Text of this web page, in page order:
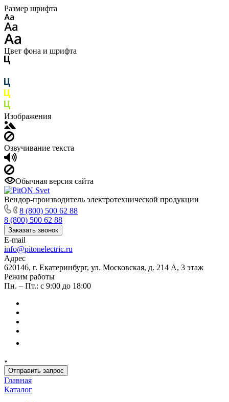
Размер шрифта
Цвет фона и шрифта
Изображения
Озвучивание текста
Обычная версия сайта
Вендор-производитель электротехнической продукции
8 (800) 500 62 88
8 (800) 500 62 88
Заказать звонок
E-mail
info@pitonelectric.ru
Адрес
620146, г. Екатеринбург, ул. Московская, д. 214 А, 3 этаж
Режим работы
Пн. – Пт.: с 9:00 до 18:00
Отправить запрос
Главная
Каталог